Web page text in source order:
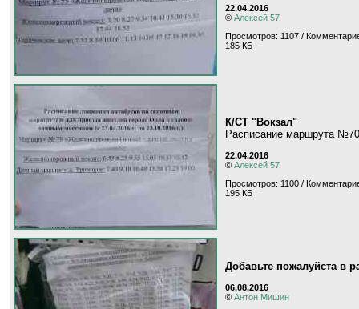
22.04.2016
© Алексей 57
Просмотров: 1107 /
185 КБ
К/СТ "Вокзал"
Расписание маршрута №70
22.04.2016
© Алексей 57
Просмотров: 1100 /
195 КБ
Добавьте пожалуйста в
06.08.2016
© Антон Мишин